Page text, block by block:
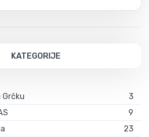
KATEGORIJE
Grčku
3
9
23